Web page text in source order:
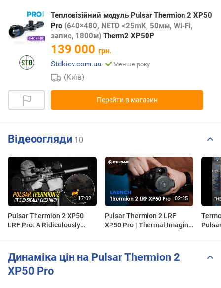
Тепловізійний модуль Pulsar Thermion 2 XP50
Pro (640×480, NETD <25mK, 50мм, Wi-Fi,
запис, 1800м) Therm2 XP50P
139 000 грн.
Stdkiev.com.ua
Менше року
(Київ)
Перейти в магазин
Відеоогляди 10
Pulsar Thermion 2 XP50
LRF Pro: A Ridiculously
Pulsar Thermion 2 LRF
XP50 Pro | Thermal Imaging
Динаміка цін на Pulsar Thermion 2
XP50 Pro